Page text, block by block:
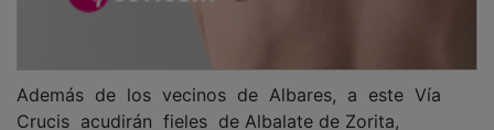
Además de los vecinos de Albares, a este Vía
Crucis acudirán fieles de Albalate de Zorita,
Almoguera, Almonacid de Zorita, Ambite, Aranzueque,